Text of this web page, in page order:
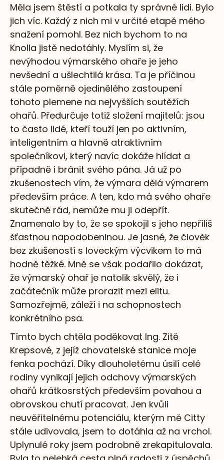
Měla jsem štěstí a potkala ty správné lidi. Bylo
jich víc. Každý z nich mi v určité etapě mého
snažení pomohl. Bez nich bychom to na
Knolla jistě nedotáhly. Myslím si, že
nevýhodou výmarského ohaře je jeho
nevšední a ušlechtilá krása. Ta je příčinou
stále poměrně ojedinělého zastoupení
tohoto plemene na nejvyšších soutěžích
ohařů. Předurčuje totiž složení majitelů: jsou
to často lidé, kteří touží jen po aktivním,
inteligentním a hlavně atraktivním
společníkovi, který navíc dokáže hlídat a
případně i bránit svého pána. Já už po
zkušenostech vím, že výmara dělá výmarem
především práce. A ten, kdo má svého ohaře
skutečně rád, nemůže mu ji odepřít.
Znamenalo by to, že se spokojil s jeho nepříliš
šťastnou napodobeninou. Je jasné, že člověk
bez zkušeností s loveckým výcvikem to má
hodně těžké. Mně se však podařilo dokázat,
že výmarský ohař je natolik skvělý, že i
začátečník může prorazit mezi elitu.
Samozřejmě, záleží i na schopnostech
konkrétního psa.
Tímto bych chtěla poděkovat Ing. Zitě
Krepsové, z jejíž chovatelské stanice moje
fenka pochází. Díky dlouholetému úsilí celé
rodiny vynikají jejich odchovy výmarských
ohařů krátkosrstých především povahou a
obrovskou chutí pracovat. Jen kvůli
neuvěřitelnému potenciálu, kterým mě Citty
stále udivovala, jsem to dotáhla až na vrchol.
Uplynulé roky jsem podrobně zrekapitulovala.